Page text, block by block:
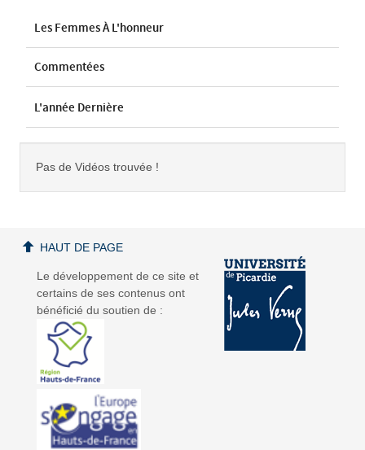
Les Femmes À L'honneur
Commentées
L'année Dernière
Pas de Vidéos trouvée !
Le développement de ce site et
certains de ses contenus ont
bénéficié du soutien de :
HAUT DE PAGE